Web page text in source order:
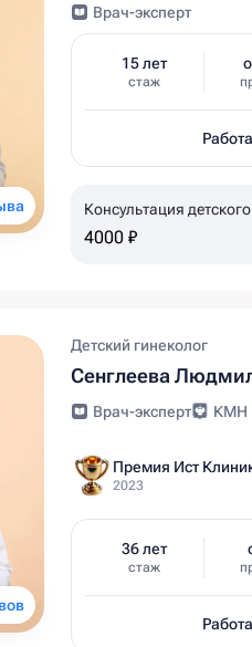
Врач-эксперт
15 лет
стаж
Консультация
4000 ₽
Детский гинеколог
Сенглеева
Врач-эксперт КМН
Премия Ист
2023
36 лет
стаж